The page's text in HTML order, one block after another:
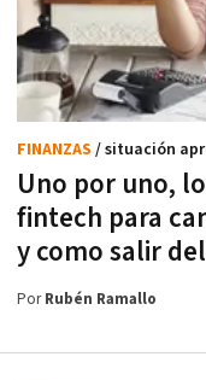
Uno por uno,
fintech para
y como salir
FINANZAS / situación
PorRubén Ramallo